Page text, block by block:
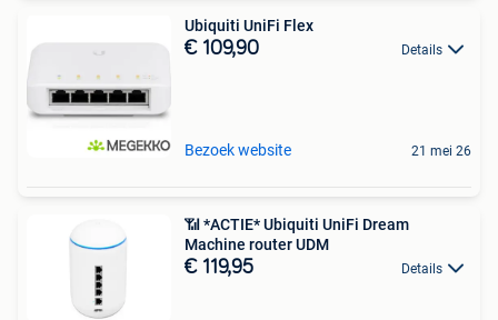
Ubiquiti UniFi Flex
€ 109,90 Details
Bezoek website 21 mei 26
📶 *ACTIE* Ubiquiti UniFi Dream
Machine router UDM
€ 119,95 Details